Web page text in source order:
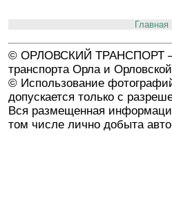
Главная
© ОРЛОВСКИЙ ТРАНСПОРТ —
транспорта Орла и
© Использование
допускается только с
Вся размещенная
том числе лично добыта